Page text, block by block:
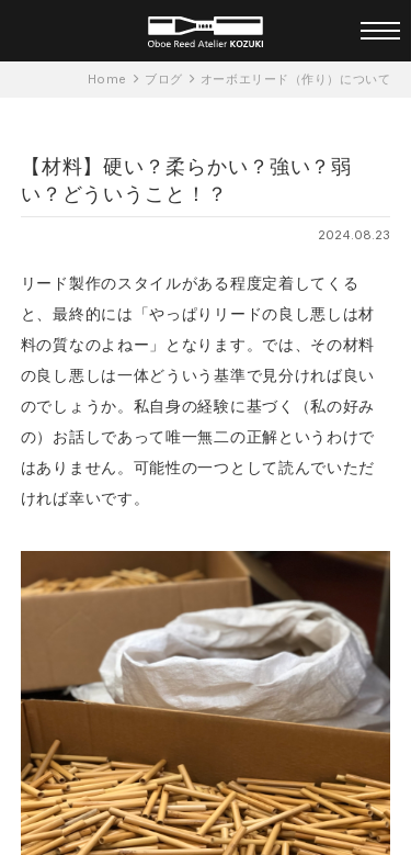
オーダーメイド オーボエリー
Home ブログ オーボエリード（作り）について
【材料】硬い？柔らかい？強い？弱
い？どういうこと！？
2024.08.23
リード製作のスタイルがある程度定着してくる
と、最終的には「やっぱりリードの良し悪しは材
料の質なのよねー」となります。では、その材料
の良し悪しは一体どういう基準で見分ければ良い
のでしょうか。私自身の経験に基づく（私の好み
の）お話しであって唯一無二の正解というわけで
はありません。可能性の一つとして読んでいただ
ければ幸いです。